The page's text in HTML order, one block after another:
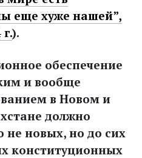
еще хуже нашей”,
).
обеспечение
и вообще
в Новом и
должно
не новых, но до сих
конституционных